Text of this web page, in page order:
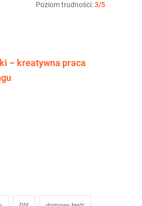
Poziom trudności:3/5
– kreatywna praca